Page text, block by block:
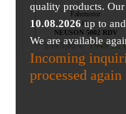
quality products.
10.08.2026up to
We are available
Incoming
processed
Fahrmotor
für
NEUSON 5002 RDV
2115,82€ 1949,22